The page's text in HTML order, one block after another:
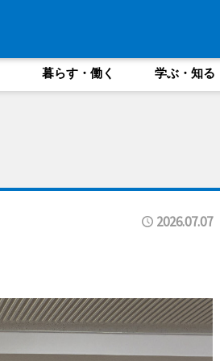
暮らす・働く 学ぶ・知る
2026.07.07